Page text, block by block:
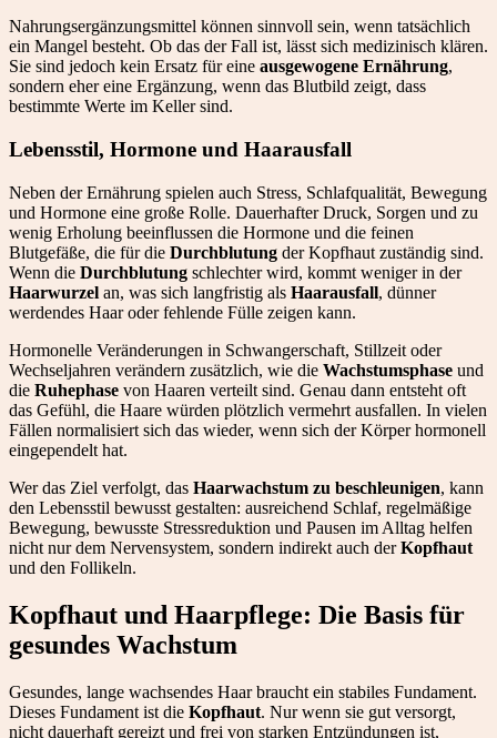
Nahrungsergänzungsmittel können sinnvoll sein, wenn tatsächlich
ein Mangel besteht. Ob das der Fall ist, lässt sich medizinisch klären.
Sie sind jedoch kein Ersatz für eine ausgewogene Ernährung,
sondern eher eine Ergänzung, wenn das Blutbild zeigt, dass
bestimmte Werte im Keller sind.
Lebensstil, Hormone und Haarausfall
Neben der Ernährung spielen auch Stress, Schlafqualität, Bewegung
und Hormone eine große Rolle. Dauerhafter Druck, Sorgen und zu
wenig Erholung beeinflussen die Hormone und die feinen
Blutgefäße, die für die Durchblutung der Kopfhaut zuständig sind.
Wenn die Durchblutung schlechter wird, kommt weniger in der
Haarwurzel an, was sich langfristig als Haarausfall, dünner
werdendes Haar oder fehlende Fülle zeigen kann.
Hormonelle Veränderungen in Schwangerschaft, Stillzeit oder
Wechseljahren verändern zusätzlich, wie die Wachstumsphase und
die Ruhephase von Haaren verteilt sind. Genau dann entsteht oft
das Gefühl, die Haare würden plötzlich vermehrt ausfallen. In vielen
Fällen normalisiert sich das wieder, wenn sich der Körper hormonell
eingependelt hat.
Wer das Ziel verfolgt, das Haarwachstum zu beschleunigen, kann
den Lebensstil bewusst gestalten: ausreichend Schlaf, regelmäßige
Bewegung, bewusste Stressreduktion und Pausen im Alltag helfen
nicht nur dem Nervensystem, sondern indirekt auch derKopfhaut
und den Follikeln.
Kopfhaut und Haarpflege: Die Basis für
gesundes Wachstum
Gesundes, lange wachsendes Haar braucht ein stabiles Fundament.
Dieses Fundament ist die Kopfhaut. Nur wenn sie gut versorgt,
nicht dauerhaft gereizt und frei von starken Entzündungen ist,